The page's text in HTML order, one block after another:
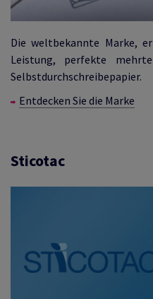
Die weltbekannte Marke,
Leistung, perfekte
Selbstdurchschreibepapier.
Entdecken Sie die Marke
Sticotac